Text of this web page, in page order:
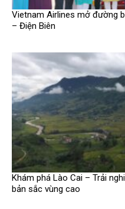
Vietnam Airlines mở đường
– Điện Biên
Khám phá Lào Cai – Trải
bản sắc vùng cao